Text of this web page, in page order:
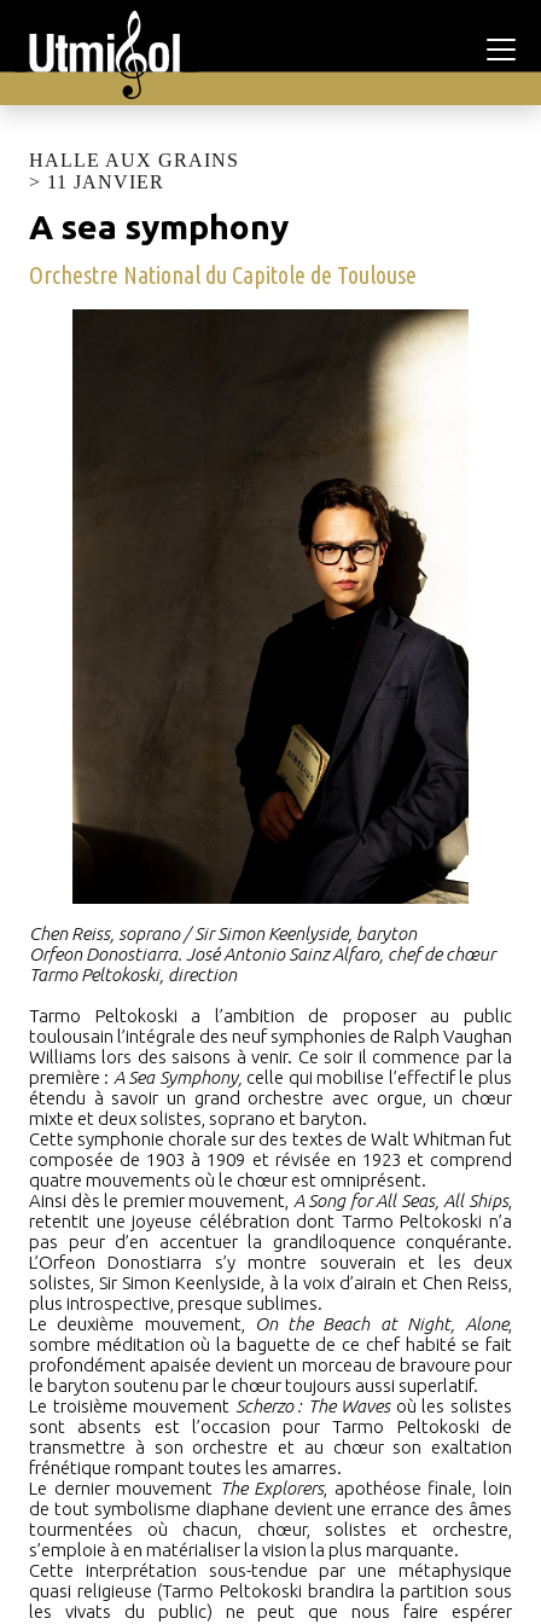
HALLE AUX GRAINS
> 11 JANVIER
A sea symphony
Orchestre National du Capitole de Toulouse
Chen Reiss, soprano / Sir Simon Keenlyside, baryton
Orfeon Donostiarra. José Antonio Sainz Alfaro, chef de chœur
Tarmo Peltokoski, direction
Tarmo Peltokoski a l’ambition de proposer au public
toulousain l’intégrale des neuf symphonies de Ralph Vaughan
Williams lors des saisons à venir. Ce soir il commence par la
première : A Sea Symphony, celle qui mobilise l’effectif le plus
étendu à savoir un grand orchestre avec orgue, un chœur
mixte et deux solistes, soprano et baryton.
Cette symphonie chorale sur des textes de Walt Whitman fut
composée de 1903 à 1909 et révisée en 1923 et comprend
quatre mouvements où le chœur est omniprésent.
Ainsi dès le premier mouvement, A Song for All Seas, All Ships,
retentit une joyeuse célébration dont Tarmo Peltokoski n’a
pas peur d’en accentuer la grandiloquence conquérante.
L’Orfeon Donostiarra s’y montre souverain et les deux
solistes, Sir Simon Keenlyside, à la voix d’airain et Chen Reiss,
plus introspective, presque sublimes.
Le deuxième mouvement,
On the Beach at Night, Alone,
sombre méditation où la baguette de ce chef habité se fait
profondément apaisée devient un morceau de bravoure pour
le baryton soutenu par le chœur toujours aussi superlatif.
Le troisième mouvement Scherzo :The Wavesoù les solistes
sont absents est l’occasion pour Tarmo Peltokoski de
transmettre à son orchestre et au chœur son exaltation
frénétique rompant toutes les amarres.
Le dernier mouvement The Explorers, apothéose finale, loin
de tout symbolisme diaphane devient une errance des âmes
tourmentées où chacun, chœur, solistes et orchestre,
s’emploie à en matérialiser la vision la plus marquante.
Cette interprétation sous-tendue par une métaphysique
quasi religieuse (Tarmo Peltokoski brandira la partition sous
les vivats du public) ne peut que nous faire espérer